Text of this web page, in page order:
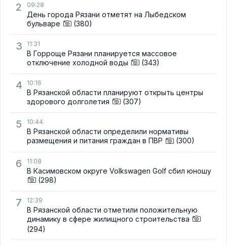
2 09:28
День города Рязани отметят на Лыбедском
бульваре
(380)
3 11:31
В Горроще Рязани планируется массовое
отключение холодной воды
(343)
4 10:16
В Рязанской области планируют открыть центры
здорового долголетия
(307)
5 10:44
В Рязанской области определили нормативы
размещения и питания граждан в ПВР
(300)
6 11:08
В Касимовском округе Volkswagen Golf сбил юношу
(298)
7 12:39
В Рязанской области отметили положительную
динамику в сфере жилищного строительства
(294)